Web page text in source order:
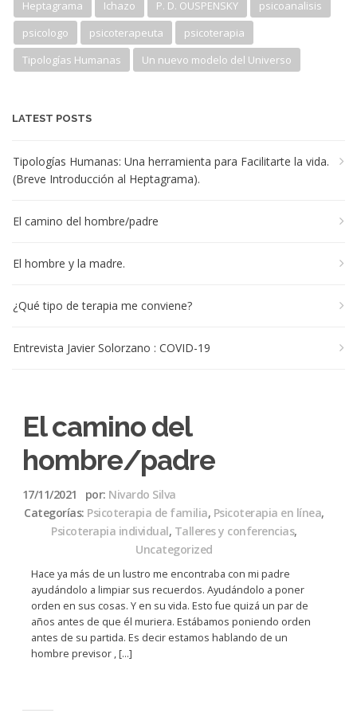
Heptagrama
Ichazo P. D. OUSPENSKY
psicoanalisis
psicologo
psicoterapeuta
psicoterapia
Tipologías Humanas
Un nuevo modelo del Universo
LATEST POSTS
Tipologías Humanas: Una herramienta para Facilitarte la vida.
(Breve Introducción al Heptagrama).
El camino del hombre/padre
El hombre y la madre.
¿Qué tipo de terapia me conviene?
Entrevista Javier Solorzano : COVID-19
El camino del
hombre/padre
17/11/2021 por: Nivardo Silva
Categorías: Psicoterapia de familia, Psicoterapia en línea,
Psicoterapia individual, Talleres y conferencias,
Uncategorized
Hace ya más de un lustro me encontraba con mi padre
ayudándolo a limpiar sus recuerdos. Ayudándolo a poner
orden en sus cosas. Y en su vida. Esto fue quizá un par de
años antes de que él muriera. Estábamos poniendo orden
antes de su partida. Es decir estamos hablando de un
hombre previsor , […]